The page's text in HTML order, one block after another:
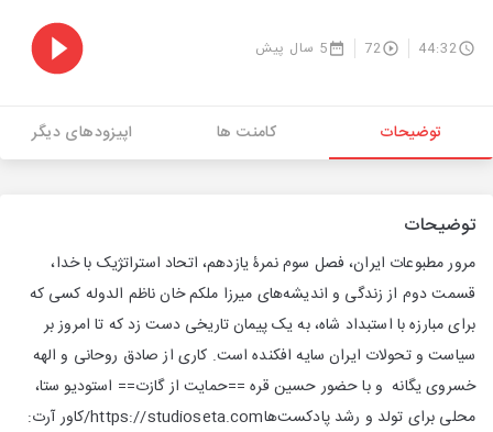
44:32
72 5 سال پیش
توضیحات کامنت ها اپیزودهای دیگر
توضیحات
مرور مطبوعات ایران، فصل سوم نمرۀ یازدهم، اتحاد استراتژیک با خدا،
قسمت دوم از زندگی و اندیشه‌های میرزا ملکم خان ناظم الدوله کسی که
برای مبارزه با استبداد شاه، به یک پیمان تاریخی دست زد که تا امروز بر
سیاست و تحولات ایران سایه افکنده است. کاری از صادق روحانی و الهه
خسروی یگانه و با حضور حسین قره ==حمایت از گازت== استودیو ستا،
محلی برای تولد و رشد پادکست‌هاhttps://studioseta.com/کاور آرت: